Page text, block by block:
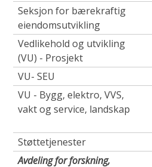
Seksjon for bærekraftig
eiendomsutvikling
Vedlikehold og utvikling
(VU) - Prosjekt
VU- SEU
VU - Bygg, elektro, VVS,
vakt og service, landskap
Støttetjenester
Avdeling for forskning,